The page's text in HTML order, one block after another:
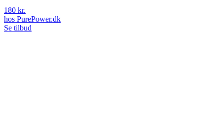
180 kr.
hos PurePower.dk
Se tilbud